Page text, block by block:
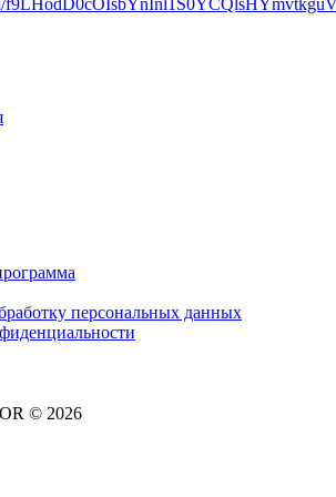
персональных данных
© 2026